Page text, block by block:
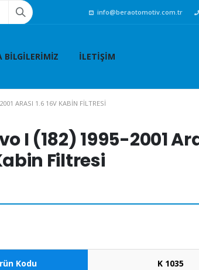
info@beraotomotiv.com.tr
BILGILERIMIZ İLETIŞIM
ARASI 1.6 16V KABIN FILTRESI
I (182) 1995-2001
Filtresi
Kodu K 1035